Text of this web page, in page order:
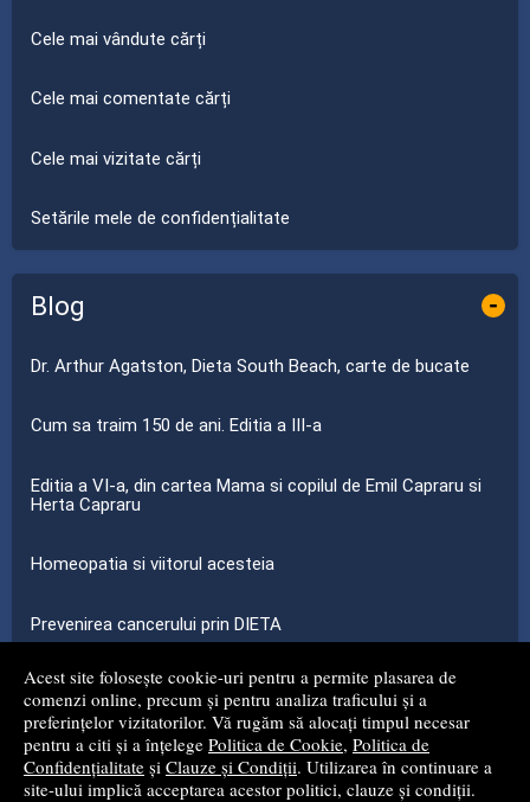
Acest site folosește cookie-uri pentru a permite plasarea de
comenzi online, precum și pentru analiza traficului și a
preferințelor vizitatorilor. Vă rugăm să alocați timpul necesar
pentru a citi și a înțelege Politica de Cookie, Politica de
Confidențialitate și Clauze și Condiții. Utilizarea în continuare a
site-ului implică acceptarea acestor politici, clauze și condiții.
Cele mai vândute cărți
Cele mai comentate cărți
Cele mai vizitate cărți
Setările mele de confidențialitate
Blog -
Dr. Arthur Agatston, Dieta South Beach, carte de bucate
Cum sa traim 150 de ani. Editia a III-a
Editia a VI-a, din cartea Mama si copilul de Emil Capraru si
Herta Capraru
Homeopatia si viitorul acesteia
Prevenirea cancerului prin DIETA
...toate știrile
© 2008 - 2026S.C. MG NET DISTRIBUTION S.R.L.
Magazin onlinecreat deVital Soft